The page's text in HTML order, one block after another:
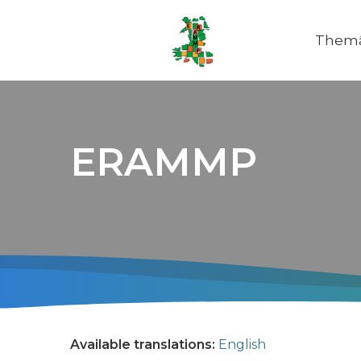
Main
ERAMMP
Available translations: English